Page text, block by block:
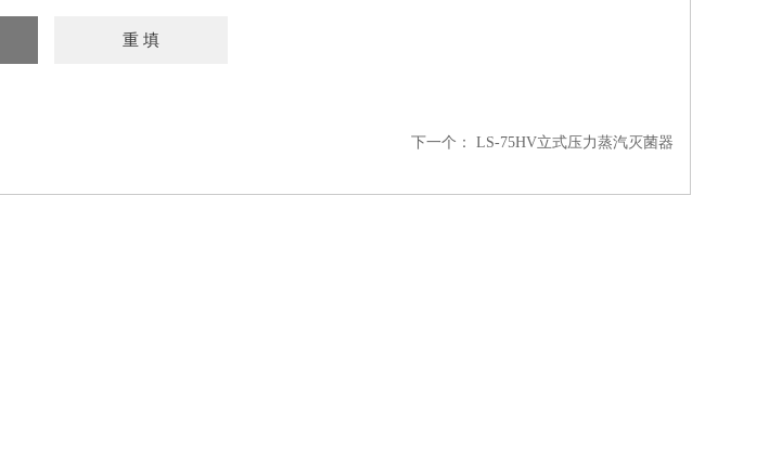
下一个： LS-75HV立式压力蒸汽灭菌器